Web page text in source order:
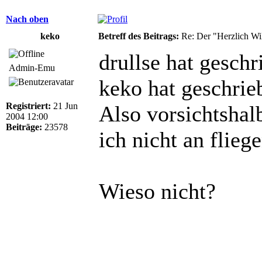
Nach oben
keko
Betreff des Beitrags: Re: Der "Herzlich
Admin-Emu
Registriert: 21 Jun
2004 12:00
Beiträge: 23578
drullse hat
keko hat
Also
ich nicht an
Wieso nicht?